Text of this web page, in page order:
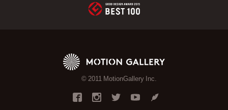
© 2011 MotionGallery Inc.